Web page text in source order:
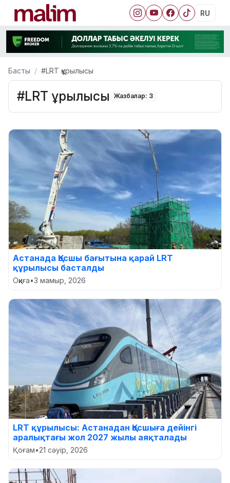
RU
Басты #LRT құрылысы
#LRT құрылысы Жазбалар: 3
Астанада Қосшы бағытына қарай LRT
құрылысы басталды
Оқиға•3 мамыр, 2026
LRT құрылысы: Астанадан Қосшыға дейінгі
аралықтағы жол 2027 жылы аяқталады
Қоғам•21 сәуір, 2026